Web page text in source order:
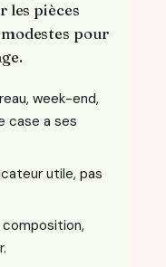
les pièces
pour
week-end,
case a ses
utile, pas
composition,